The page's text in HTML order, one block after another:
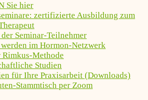
Sie hier
zertifizierte Ausbildung zum
Seminar-Teilnehmer
im Hormon-Netzwerk
Methode
Studien
für Ihre Praxisarbeit (Downloads)
Stammtisch per Zoom